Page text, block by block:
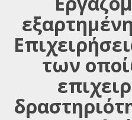
των